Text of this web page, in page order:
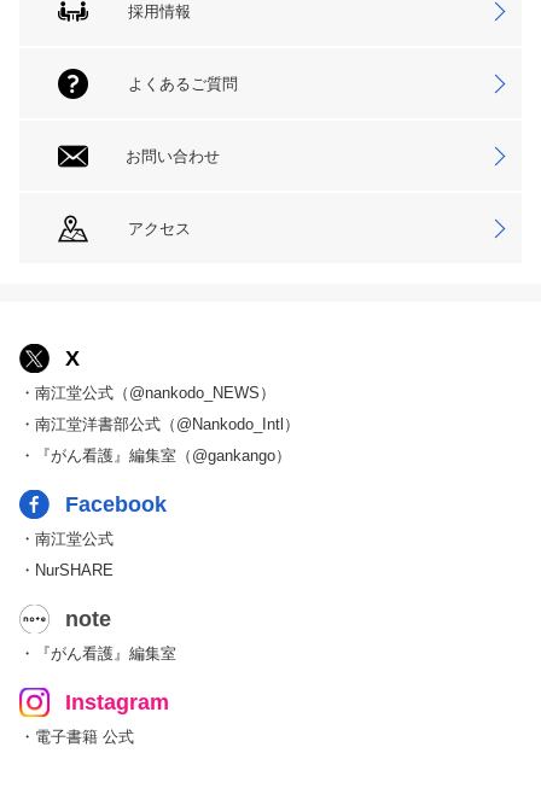
採用情報
よくあるご質問
お問い合わせ
アクセス
X
・南江堂公式（@nankodo_NEWS）
・南江堂洋書部公式（@Nankodo_Intl）
・『がん看護』編集室（@gankango）
Facebook
・南江堂公式
・NurSHARE
note
・『がん看護』編集室
Instagram
・電子書籍 公式